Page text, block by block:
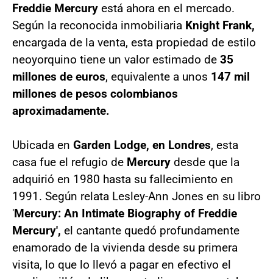
Freddie Mercury está ahora en el mercado.
Según la reconocida inmobiliaria Knight Frank,
encargada de la venta, esta propiedad de estilo
neoyorquino tiene un valor estimado de 35
millones de euros, equivalente a unos 147 mil
millones de pesos colombianos
aproximadamente.
Ubicada en Garden Lodge, en Londres, esta
casa fue el refugio de Mercury desde que la
adquirió en 1980 hasta su fallecimiento en
1991. Según relata Lesley-Ann Jones en su libro
'Mercury: An Intimate Biography of Freddie
Mercury', el cantante quedó profundamente
enamorado de la vivienda desde su primera
visita, lo que lo llevó a pagar en efectivo el